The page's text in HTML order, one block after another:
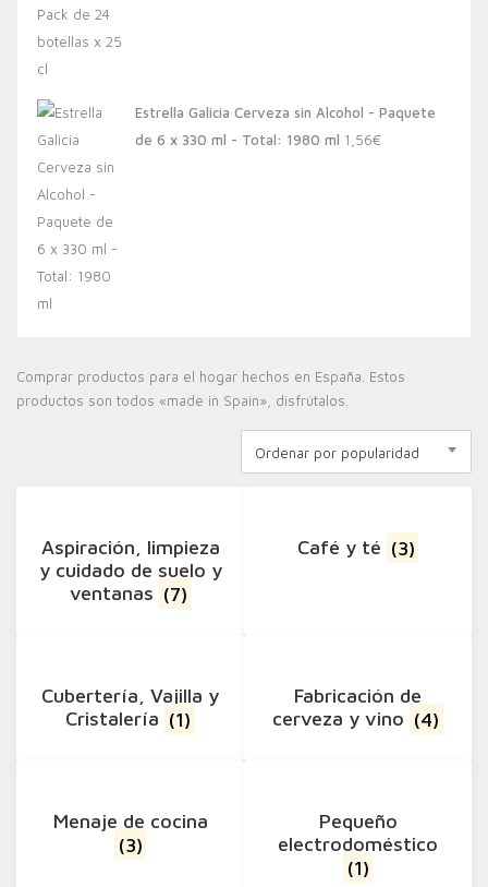
Estrella Galicia Cerveza sin Alcohol - Paquete
de 6 x 330 ml - Total: 1980 ml 1,56€
Comprar productos para el hogar hechos en España. Estos
productos son todos «made in Spain», disfrútalos.
Ordenar por popularidad
Aspiración, limpieza
y cuidado de suelo y
ventanas (7)
Café y té (3)
Cubertería, Vajilla y
Cristalería (1)
Fabricación de
cerveza y vino (4)
Menaje de cocina
(3)
Pequeño
electrodoméstico
(1)